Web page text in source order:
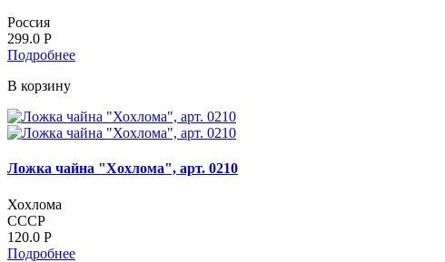
Россия
299.0 Р
Подробнее
В корзину
Ложка чайна "Хохлома", арт. 0210
Хохлома
СССР
120.0 Р
Подробнее